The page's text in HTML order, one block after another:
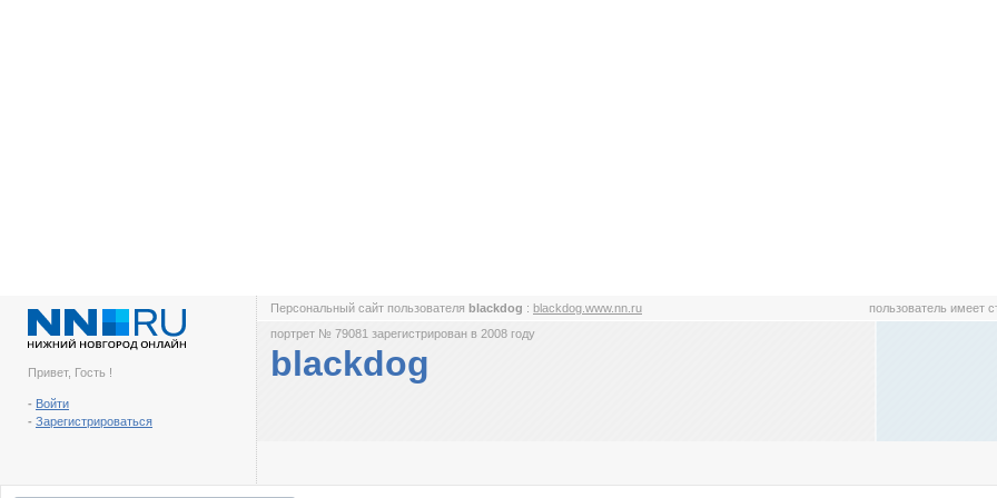
Привет, Гость !
- Войти
- Зарегистрироваться
Персональный сайт пользователя blackdog : blackdog.www.nn.ru пользователь имеет
портрет № 79081 зарегистрирован в 2008 году
blackdog